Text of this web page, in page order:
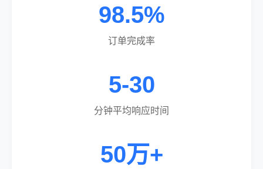
98.5%
订单完成率
5-30
分钟平均响应时间
50万+